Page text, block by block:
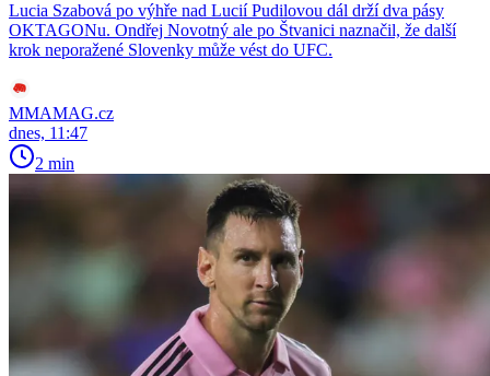
Lucia Szabová po výhře nad Lucií Pudilovou dál drží dva pásy
OKTAGONu. Ondřej Novotný ale po Štvanici naznačil, že další
krok neporažené Slovenky může vést do UFC.
MMAMAG.cz
dnes, 11:47
2 min